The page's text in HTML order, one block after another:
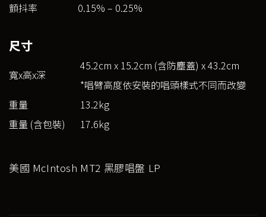
顫抖率
0.15% – 0.25%
尺寸
寬x高x深
45.2cm x 15.2cm (含防塵蓋) x 43.2cm
*唱臂高度依安裝的唱頭樣式不同而改變
重量
13.2kg
重量 (含包裝)
17.6kg
美國 McIntosh MT2 黑膠唱盤 LP